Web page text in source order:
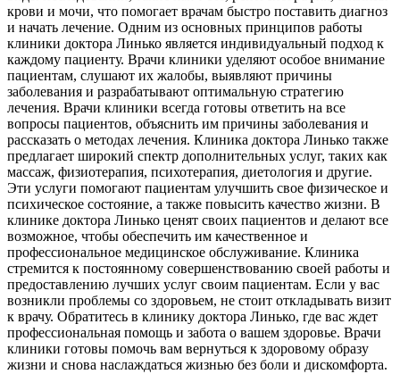
крови и мочи, что помогает врачам быстро поставить диагноз
и начать лечение. Одним из основных принципов работы
клиники доктора Линько является индивидуальный подход к
каждому пациенту. Врачи клиники уделяют особое внимание
пациентам, слушают их жалобы, выявляют причины
заболевания и разрабатывают оптимальную стратегию
лечения. Врачи клиники всегда готовы ответить на все
вопросы пациентов, объяснить им причины заболевания и
рассказать о методах лечения. Клиника доктора Линько также
предлагает широкий спектр дополнительных услуг, таких как
массаж, физиотерапия, психотерапия, диетология и другие.
Эти услуги помогают пациентам улучшить свое физическое и
психическое состояние, а также повысить качество жизни. В
клинике доктора Линько ценят своих пациентов и делают все
возможное, чтобы обеспечить им качественное и
профессиональное медицинское обслуживание. Клиника
стремится к постоянному совершенствованию своей работы и
предоставлению лучших услуг своим пациентам. Если у вас
возникли проблемы со здоровьем, не стоит откладывать визит
к врачу. Обратитесь в клинику доктора Линько, где вас ждет
профессиональная помощь и забота о вашем здоровье. Врачи
клиники готовы помочь вам вернуться к здоровому образу
жизни и снова наслаждаться жизнью без боли и дискомфорта.